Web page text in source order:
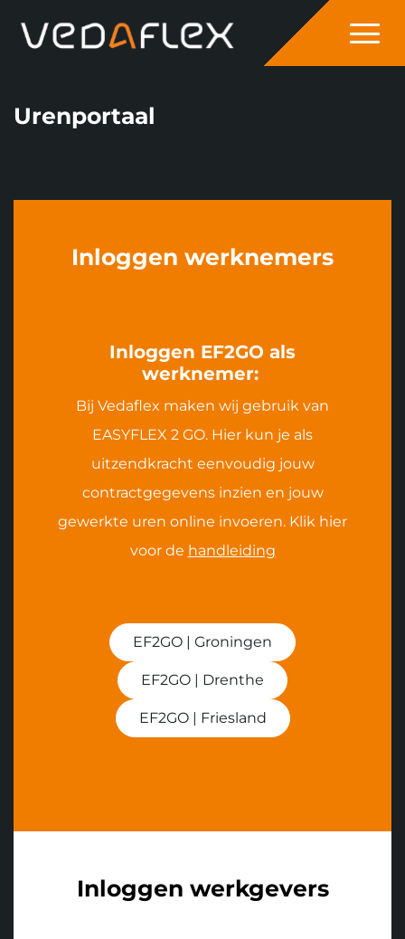
Urenportaal
Inloggen werknemers
Inloggen EF2GO als
werknemer:
Bij Vedaflex maken wij gebruik van
EASYFLEX 2 GO. Hier kun je als
uitzendkracht eenvoudig jouw
contractgegevens inzien en jouw
gewerkte uren online invoeren. Klik hier
voor de handleiding
EF2GO | Groningen
EF2GO | Drenthe
EF2GO | Friesland
Inloggen werkgevers